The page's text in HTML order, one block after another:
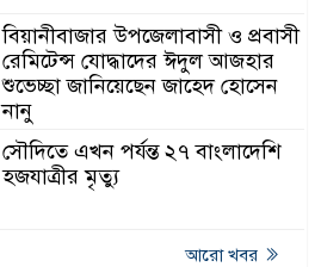
বিয়ানীবাজার উপজেলাবাসী ও প্রবাসী
রেমিটেন্স যোদ্ধাদের ঈদুল আজহার
শুভেচ্ছা জানিয়েছেন জাহেদ হোসেন
নানু
সৌদিতে এখন পর্যন্ত ২৭ বাংলাদেশি
হজযাত্রীর মৃত্যু
আরো খবর